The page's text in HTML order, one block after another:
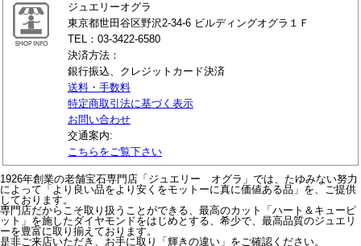
ジュエリーオグラ
東京都世田谷区野沢2-34-6 ビルディングオグラ１Ｆ
TEL：03-3422-6580
決済方法：
銀行振込、クレジットカード決済
送料・手数料
特定商取引法に基づく表示
お問い合わせ
交通案内:
こちらをご覧下さい
1926年創業の老舗宝石専門店「ジュエリー オグラ」では、たゆみない努力
によって「より良い品をより安くをモットーに真に価値ある品」を、ご提供
しております。
専門店だからこそ取り扱うことができる、最高のカット「ハート＆キューピ
ット」を施したダイヤモンドをはじめとする、希少で、最高品質のジュエリ
ーを豊富に取り揃えております。
是非ご来店いただき、お手に取り「輝きの違い」をご確認ください。